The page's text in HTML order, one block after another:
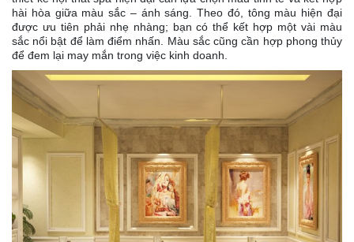
hài hòa giữa màu sắc – ánh sáng. Theo đó, tông màu hiện đại
được ưu tiên phải nhẹ nhàng; bạn có thể kết hợp một vài màu
sắc nổi bật để làm điểm nhấn. Màu sắc cũng cần hợp phong thủy
để đem lại may mắn trong việc kinh doanh.